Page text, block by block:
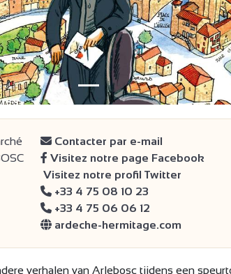
Contacter par e-mail
Visitez notre page Facebook
Visitez notre profil Twitter
+33 4 75 08 10 23
+33 4 75 06 06 12
ardeche-hermitage.com
verhalen van Arlebosc tijdens een